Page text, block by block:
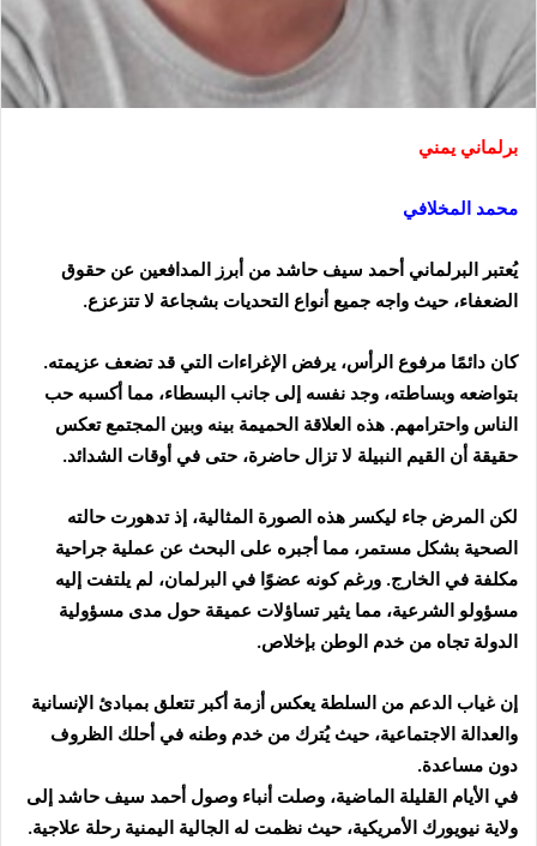
برلماني يمني
محمد المخلافي
يُعتبر البرلماني أحمد سيف حاشد من أبرز المدافعين عن حقوق
الضعفاء، حيث واجه جميع أنواع التحديات بشجاعة لا تتزعزع.
كان دائمًا مرفوع الرأس، يرفض الإغراءات التي قد تضعف عزيمته.
بتواضعه وبساطته، وجد نفسه إلى جانب البسطاء، مما أكسبه حب
الناس واحترامهم. هذه العلاقة الحميمة بينه وبين المجتمع تعكس
حقيقة أن القيم النبيلة لا تزال حاضرة، حتى في أوقات الشدائد.
لكن المرض جاء ليكسر هذه الصورة المثالية، إذ تدهورت حالته
الصحية بشكل مستمر، مما أجبره على البحث عن عملية جراحية
مكلفة في الخارج. ورغم كونه عضوًا في البرلمان، لم يلتفت إليه
مسؤولو الشرعية، مما يثير تساؤلات عميقة حول مدى مسؤولية
الدولة تجاه من خدم الوطن بإخلاص.
إن غياب الدعم من السلطة يعكس أزمة أكبر تتعلق بمبادئ الإنسانية
والعدالة الاجتماعية، حيث يُترك من خدم وطنه في أحلك الظروف
دون مساعدة.
في الأيام القليلة الماضية، وصلت أنباء وصول أحمد سيف حاشد إلى
ولاية نيويورك الأمريكية، حيث نظمت له الجالية اليمنية رحلة علاجية.